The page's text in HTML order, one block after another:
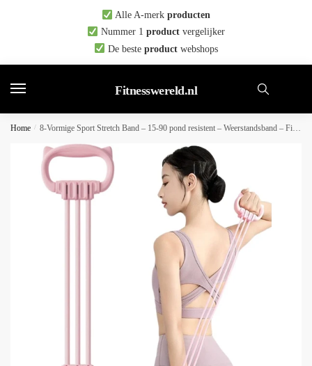
Alle A-merk producten
Nummer 1 productvergelijker
De beste productwebshops
Fitnesswereld.nl
Home / 8-Vormige Sport Stretch Band – 15-90 pond resistent – Weerstandsband – Fitness Elastiek – Resistance Band – Fitness Elastiek – Sport Elastiek Banden – Fitness Band – Rekbare Sportband – Voor Yoga, Pilates en Krachttraining – Roze – TPE+TPR